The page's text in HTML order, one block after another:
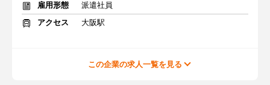
雇用形態
派遣社員
アクセス
大阪駅
この企業の求人一覧を見る